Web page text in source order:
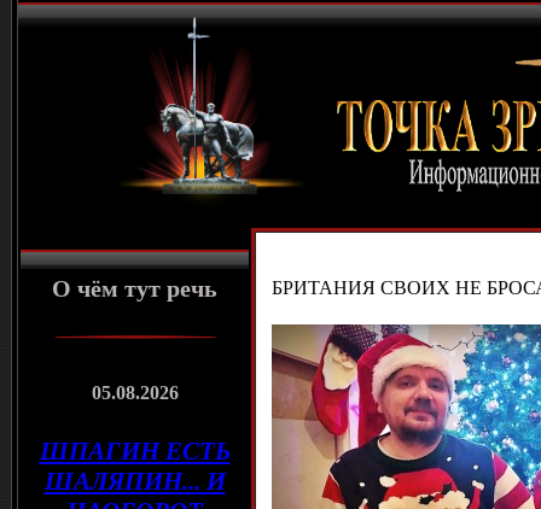
О чём тут речь
05.08.2026
ШПАГИН ЕСТЬ
ШАЛЯПИН... И
БРИТАНИЯ СВОИХ НЕ